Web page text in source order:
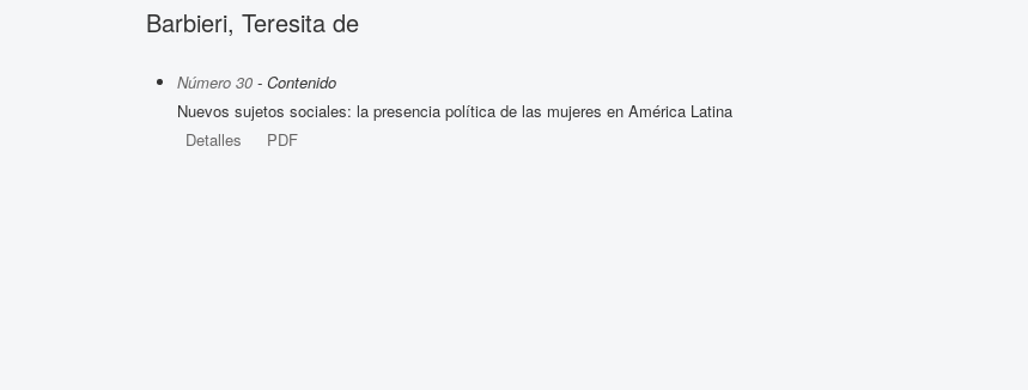
Barbieri, Teresita de
Número 30 - Contenido
Nuevos sujetos sociales: la presencia política de las mujeres en América Latina
Detalles
PDF